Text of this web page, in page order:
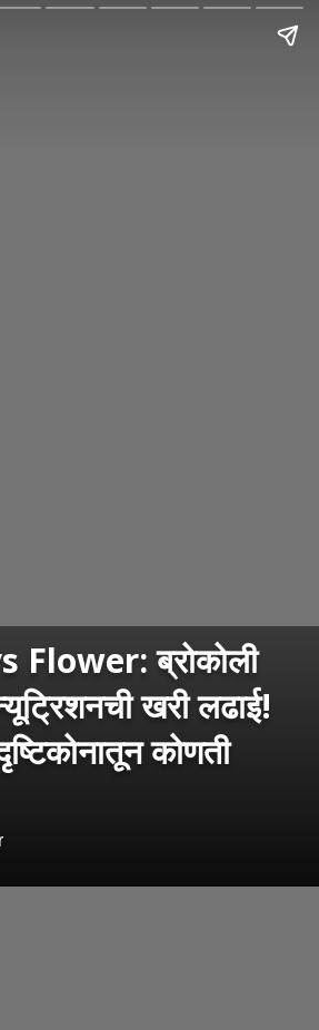
Flower: ब्रोकोली
खरी लढाई!
कोणती